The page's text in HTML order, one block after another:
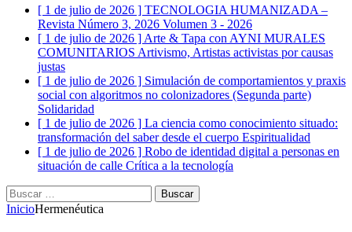
[ 1 de julio de 2026 ] TECNOLOGIA HUMANIZADA –
Revista Número 3, 2026 Volumen 3 - 2026
[ 1 de julio de 2026 ] Arte & Tapa con AYNI MURALES
COMUNITARIOS Artivismo, Artistas activistas por causas
justas
[ 1 de julio de 2026 ] Simulación de comportamientos y praxis
social con algoritmos no colonizadores (Segunda parte)
Solidaridad
[ 1 de julio de 2026 ] La ciencia como conocimiento situado:
transformación del saber desde el cuerpo Espiritualidad
[ 1 de julio de 2026 ] Robo de identidad digital a personas en
situación de calle Crítica a la tecnología
Buscar:
InicioHermenéutica